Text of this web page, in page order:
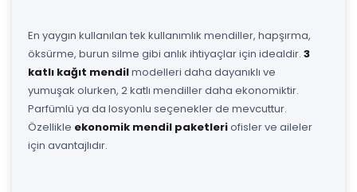
En yaygın kullanılan tek kullanımlık mendiller, hapşırma,
öksürme, burun silme gibi anlık ihtiyaçlar için idealdir. 3
katlı kağıt mendilmodelleri daha dayanıklı ve
yumuşak olurken, 2 katlı mendiller daha ekonomiktir.
Parfümlü ya da losyonlu seçenekler de mevcuttur.
Özellikle ekonomik mendil paketleriofisler ve aileler
için avantajlıdır.